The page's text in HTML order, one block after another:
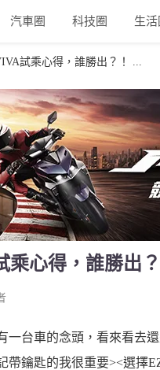
汽車圈 科技圈 生活
試乘心得，誰勝出？！ ...
乘心得，誰勝出？
一台車的念頭，看來看去
帶鑰匙的我很重要><選擇